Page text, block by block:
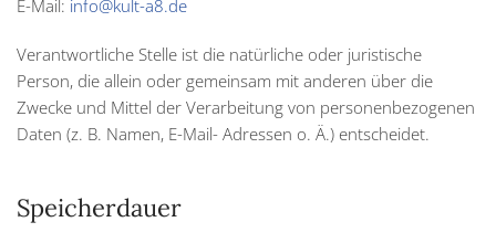
E-Mail: info@kult-a8.de
Verantwortliche Stelle ist die natürliche oder juristische
Person, die allein oder gemeinsam mit anderen über die
Zwecke und Mittel der Verarbeitung von personenbezogenen
Daten (z. B. Namen, E-Mail- Adressen o. Ä.) entscheidet.
Speicherdauer